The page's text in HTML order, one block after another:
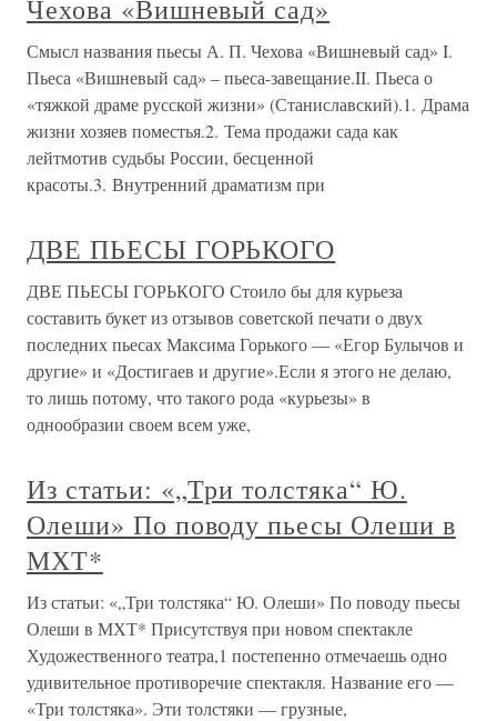
Чехова «Вишневый сад»
Смысл названия пьесы А. П. Чехова «Вишневый сад» I.
Пьеса «Вишневый сад» – пьеса-завещание.II. Пьеса о
«тяжкой драме русской жизни» (Станиславский).1. Драма
жизни хозяев поместья.2. Тема продажи сада как
лейтмотив судьбы России, бесценной
красоты.3. Внутренний драматизм при
ДВЕ ПЬЕСЫ ГОРЬКОГО
ДВЕ ПЬЕСЫ ГОРЬКОГО Стоило бы для курьеза
составить букет из отзывов советской печати о двух
последних пьесах Максима Горького — «Егор Булычов и
другие» и «Достигаев и другие».Если я этого не делаю,
то лишь потому, что такого рода «курьезы» в
однообразии своем всем уже,
Из статьи: «„Три толстяка“ Ю.
Олеши» По поводу пьесы Олеши в
МХТ*
Из статьи: «„Три толстяка“ Ю. Олеши» По поводу пьесы
Олеши в МХТ* Присутствуя при новом спектакле
Художественного театра,1 постепенно отмечаешь одно
удивительное противоречие спектакля. Название его —
«Три толстяка». Эти толстяки — грузные,